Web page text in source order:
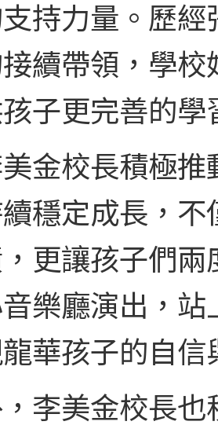
持力量。歷
續帶領，學
子更完善的學
金校長積極
穩定成長，
更讓孩子們兩
音樂廳演出，
華孩子的自信
李美金校長